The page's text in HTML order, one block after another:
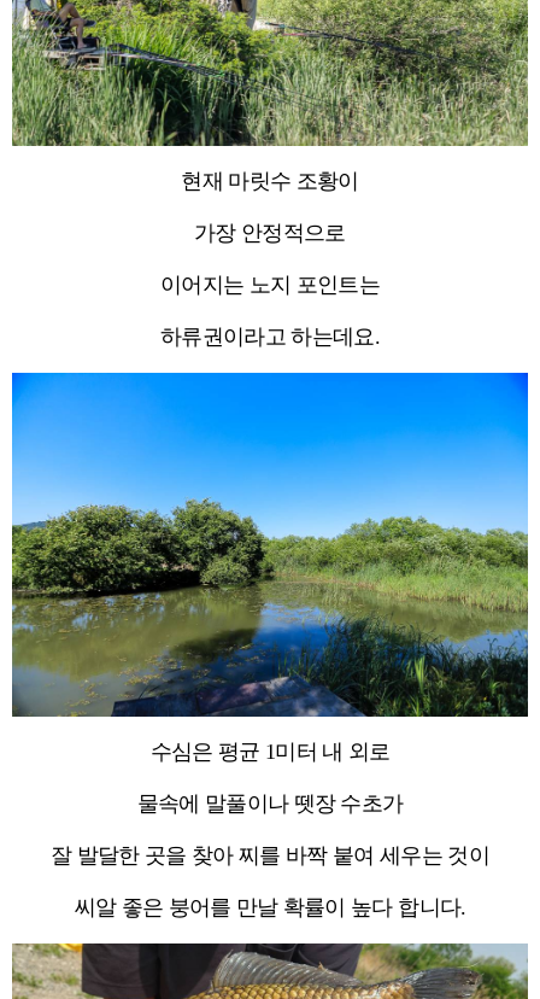
현재 마릿수 조황이
가장 안정적으로
이어지는 노지 포인트는
하류권이라고 하는데요.
수심은 평균 1미터 내 외로
물속에 말풀이나 뗏장 수초가
잘 발달한 곳을 찾아 찌를 바짝 붙여 세우는 것이
씨알 좋은 붕어를 만날 확률이 높다 합니다.